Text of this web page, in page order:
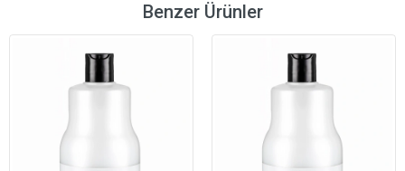
Benzer Ürünler